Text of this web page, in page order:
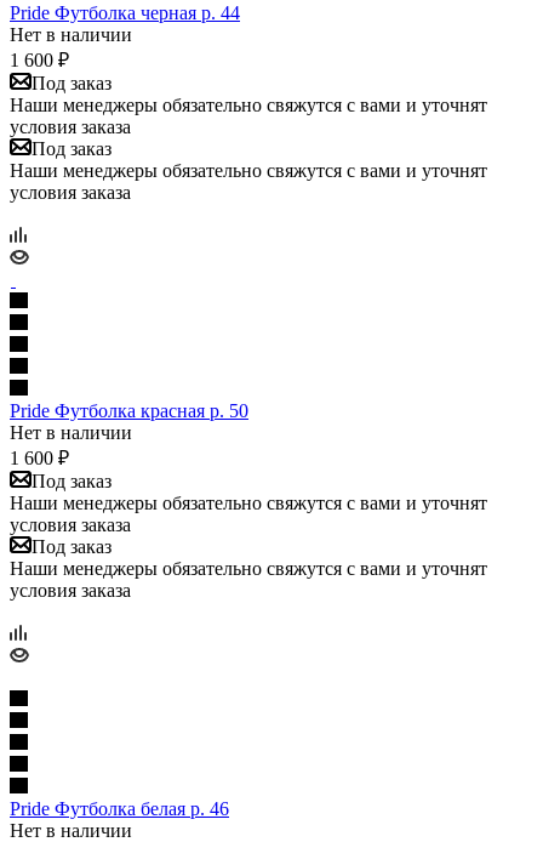
Pride Футболка черная р. 44
Нет в наличии
1 600 ₽
Под заказ
Наши менеджеры обязательно свяжутся с вами и уточнят
условия заказа
Под заказ
Наши менеджеры обязательно свяжутся с вами и уточнят
условия заказа
Pride Футболка красная р. 50
Нет в наличии
1 600 ₽
Под заказ
Наши менеджеры обязательно свяжутся с вами и уточнят
условия заказа
Под заказ
Наши менеджеры обязательно свяжутся с вами и уточнят
условия заказа
Pride Футболка белая р. 46
Нет в наличии